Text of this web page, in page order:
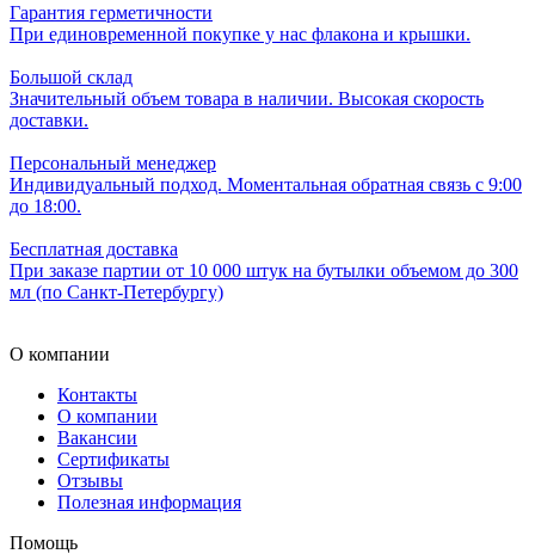
Гарантия герметичности
При единовременной покупке у нас флакона и крышки.
Большой склад
Значительный объем товара в наличии. Высокая скорость
доставки.
Персональный менеджер
Индивидуальный подход. Моментальная обратная связь с 9:00
до 18:00.
Бесплатная доставка
При заказе партии от 10 000 штук на бутылки объемом до 300
мл (по Санкт-Петербургу)
О компании
Контакты
О компании
Вакансии
Сертификаты
Отзывы
Полезная информация
Помощь